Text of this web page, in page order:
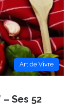
Art de Vivre
Ses 52